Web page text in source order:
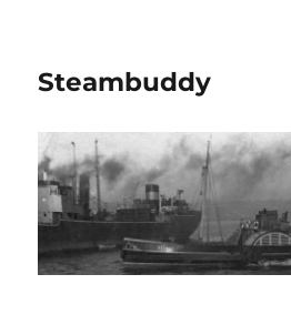
Steambuddy